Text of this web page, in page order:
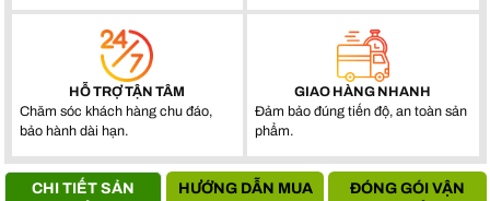
HỖ TRỢ TẬN TÂM
Chăm sóc khách hàng chu đáo,
bảo hành dài hạn.
GIAO HÀNG NHANH
Đảm bảo đúng tiến độ, an toàn sản
phẩm.
CHI TIẾT SẢN
HƯỚNG DẪN MUA
ĐÓNG GÓI VẬN